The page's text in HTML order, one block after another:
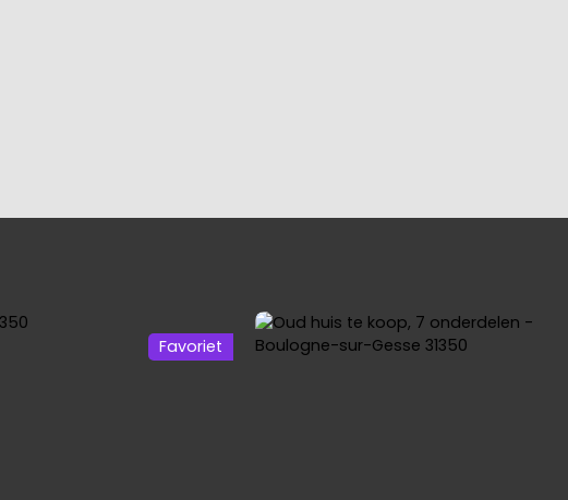
SELLING YOUR PROPERTY 7 STEPS TO BUYING
Favoriet